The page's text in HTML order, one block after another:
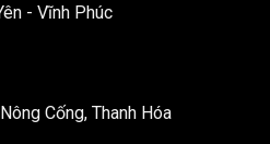
- Vĩnh Phúc
Cống, Thanh Hóa